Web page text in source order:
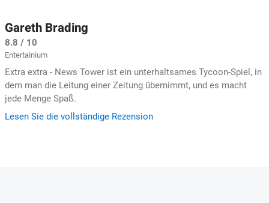
Gareth Brading
8.8 / 10
Entertainium
Extra extra - News Tower ist ein unterhaltsames Tycoon-Spiel, in
dem man die Leitung einer Zeitung übernimmt, und es macht
jede Menge Spaß.
Lesen Sie die vollständige Rezension